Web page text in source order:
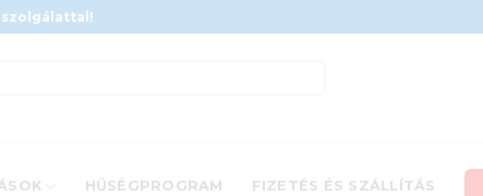
HŰSÉGPROGRAM FIZETÉS ÉS SZÁLLÍTÁS